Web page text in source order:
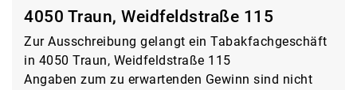
4050 Traun, Weidfeldstraße 115
Zur Ausschreibung gelangt ein Tabakfachgeschäft
in 4050 Traun, Weidfeldstraße 115
Angaben zum zu erwartenden Gewinn sind nicht